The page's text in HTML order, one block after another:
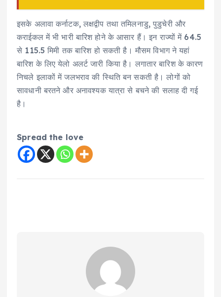
इसके अलावा कर्नाटक, लक्षद्वीप तथा तमिलनाडु, पुडुचेरी और
कराईकल में भी भारी बारिश होने के आसार हैं। इन राज्यों में 64.5
से 115.5 मिमी तक बारिश हो सकती है। मौसम विभाग ने यहां
बारिश के लिए येलो अलर्ट जारी किया है। लगातार बारिश के कारण
निचले इलाकों में जलभराव की स्थिति बन सकती है। लोगों को
सावधानी बरतने और अनावश्यक यात्रा से बचने की सलाह दी गई
है।
Spread the love